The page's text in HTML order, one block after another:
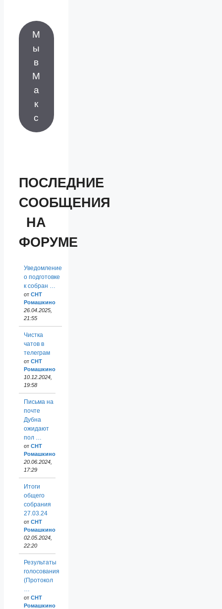
М
ы
в
М
а
к
с
ПОСЛЕДНИЕ
СООБЩЕНИЯ
НА
ФОРУМЕ
Уведомление
о подготовке
к собран …
от СНТ
Ромашкино
26.04.2025,
21:55
Чистка
чатов в
телеграм
от СНТ
Ромашкино
10.12.2024,
19:58
Письма на
почте
Дубна
ожидают
пол …
от СНТ
Ромашкино
20.06.2024,
17:29
Итоги
общего
собрания
27.03.24
от СНТ
Ромашкино
02.05.2024,
22:20
Результаты
голосования
(Протокол
…
от СНТ
Ромашкино